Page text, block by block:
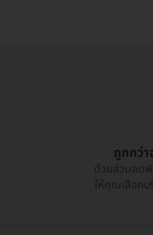
ถูกกว่า
ด้วยส่วนลดพิ
ให้คุณเลือกบ